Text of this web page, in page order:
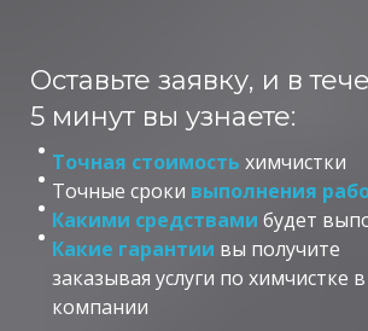
Оставьте заявку, и в
5 минут вы узнаете:
Точная стоимость химчистки
Точные сроки выполнения
Какими средствами будет
Какие гарантии вы получите
заказывая услуги по химчистке
компании